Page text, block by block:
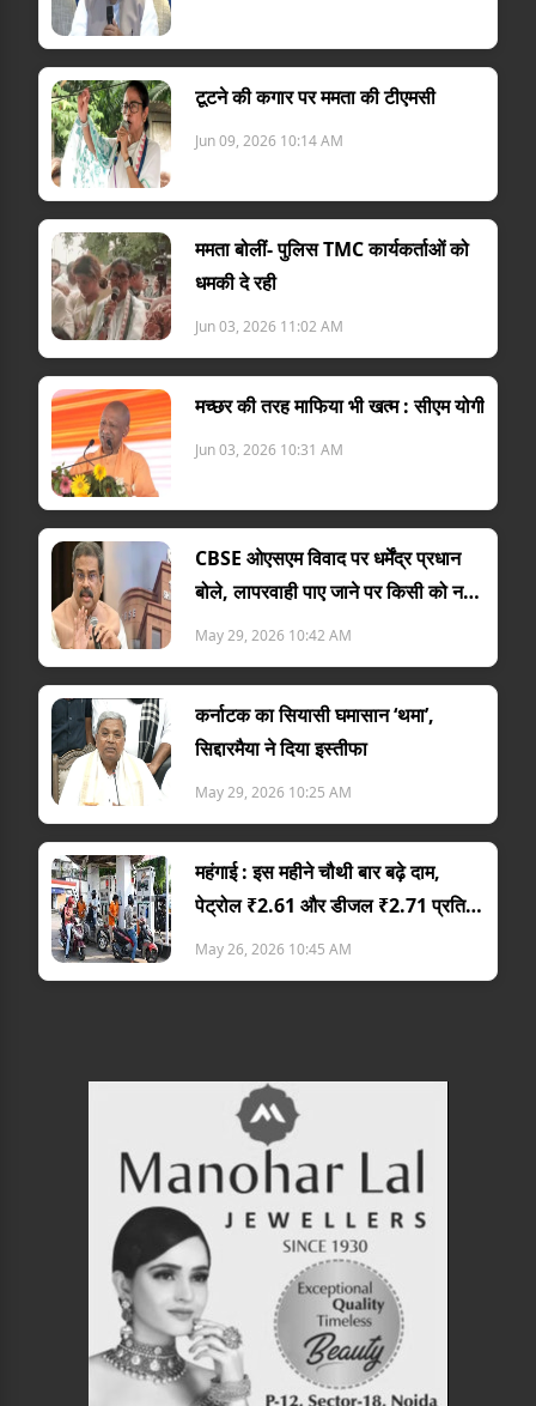
टूटने की कगार पर ममता की टीएमसी
Jun 09, 2026 10:14 AM
ममता बोलीं- पुलिस TMC कार्यकर्ताओं को
धमकी दे रही
Jun 03, 2026 11:02 AM
मच्छर की तरह माफिया भी खत्म : सीएम योगी
Jun 03, 2026 10:31 AM
CBSE ओएसएम विवाद पर धर्मेंद्र प्रधान
बोले, लापरवाही पाए जाने पर किसी को नहीं
बख्शूंग
May 29, 2026 10:42 AM
कर्नाटक का सियासी घमासान ‘थमा’,
सिद्दारमैया ने दिया इस्तीफा
May 29, 2026 10:25 AM
महंगाई : इस महीने चौथी बार बढ़े दाम,
पेट्रोल ₹2.61 और डीजल ₹2.71 प्रति
लीटर महंगा
May 26, 2026 10:45 AM